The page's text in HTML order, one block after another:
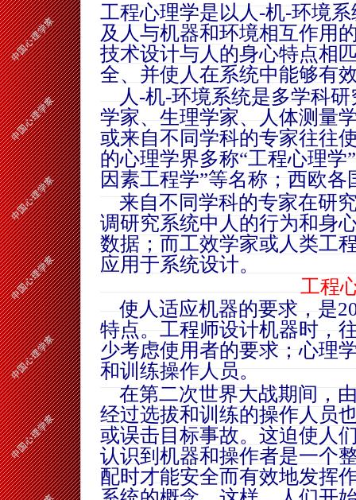
工程心理学是以人-机-环境
及人与机器和环境相互作用
技术设计与人的身心特点相
全、并使人在系统中能够有
人-机-环境系统是多学科研
学家、生理学家、人体测量
或来自不同学科的专家往往
的心理学界多称“工程心理学
因素工程学”等名称；西欧各
来自不同学科的专家在研
调研究系统中人的行为和身
数据；而工效学家或人类工
应用于系统设计。
工程
使人适应机器的要求，是
特点。工程师设计机器时，
少考虑使用者的要求；心理
和训练操作人员。
在第二次世界大战期间，
经过选拔和训练的操作人员
或误击目标事故。这迫使人
认识到机器和操作者是一个
配时才能安全而有效地发挥